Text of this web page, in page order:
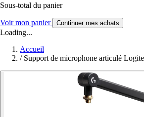
Sous-total du panier
Voir mon panier Continuer mes achats
Loading...
Accueil
/ Support de microphone articulé